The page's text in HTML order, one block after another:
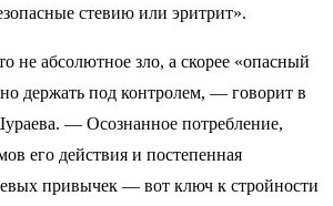
стевию или эритрит».
не абсолютное зло, а скорее «опасный
держать под контролем, — говорит в
— Осознанное потребление,
его действия и постепенная
привычек — вот ключ к стройности